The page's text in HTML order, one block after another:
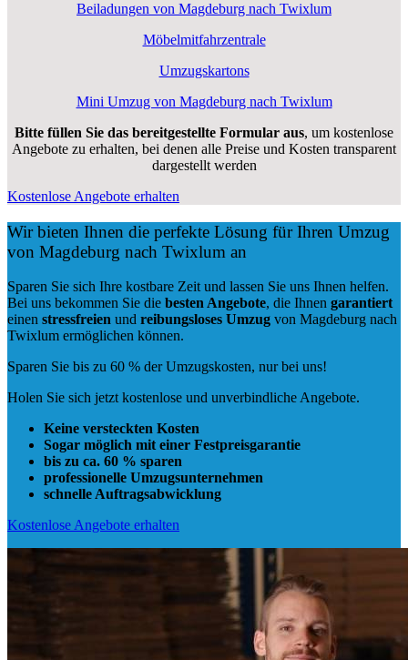
Beiladungen von Magdeburg nach Twixlum
Möbelmitfahrzentrale
Umzugskartons
Mini Umzug von Magdeburg nach Twixlum
Bitte füllen Sie das bereitgestellte Formular aus, um kostenlose
Angebote zu erhalten, bei denen alle Preise und Kosten transparent
dargestellt werden
Kostenlose Angebote erhalten
Wir bieten Ihnen die perfekte Lösung für Ihren Umzug
von Magdeburg nach Twixlum an
Sparen Sie sich Ihre kostbare Zeit und lassen Sie uns Ihnen helfen.
Bei uns bekommen Sie die besten Angebote, die Ihnen garantiert
einen stressfreien und reibungsloses Umzug von Magdeburg nach
Twixlum ermöglichen können.
Sparen Sie bis zu 60 % der Umzugskosten, nur bei uns!
Holen Sie sich jetzt kostenlose und unverbindliche Angebote.
Keine versteckten Kosten
Sogar möglich mit einer Festpreisgarantie
bis zu ca. 60 % sparen
professionelle Umzugsunternehmen
schnelle Auftragsabwicklung
Kostenlose Angebote erhalten